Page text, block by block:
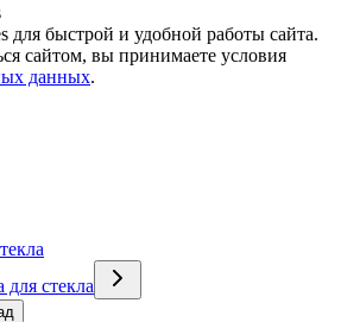
для быстрой и удобной работы сайта.
сайтом, вы принимаете условия
данных.
стекла